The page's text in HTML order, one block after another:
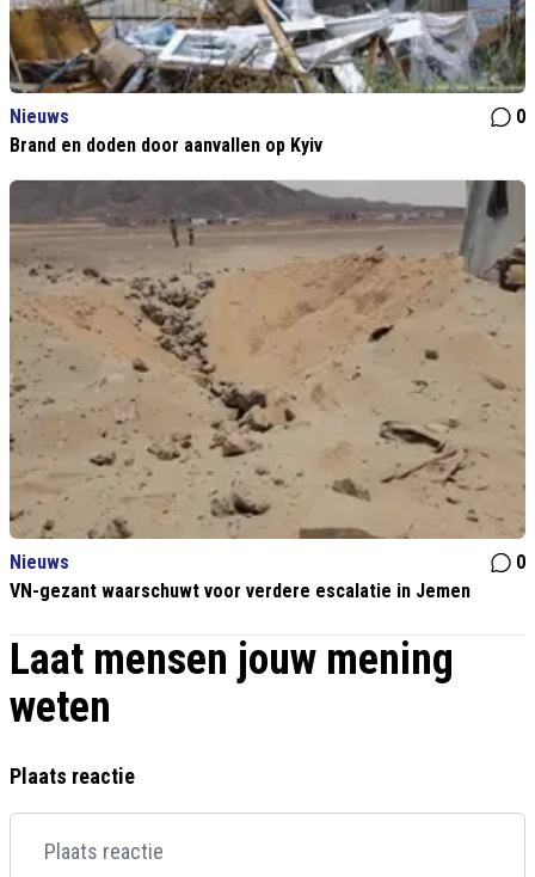
Nieuws
0
Brand en doden door aanvallen op Kyiv
Nieuws
0
VN-gezant waarschuwt voor verdere escalatie in Jemen
Laat mensen jouw mening
weten
Plaats reactie